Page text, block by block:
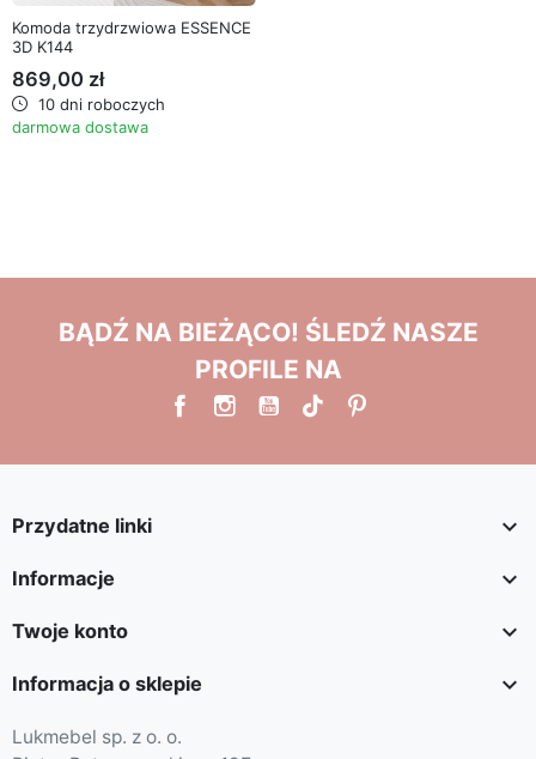
Komoda trzydrzwiowa ESSENCE
3D K144
869,00 zł
10 dni roboczych
darmowa dostawa
BĄDŹ NA BIEŻĄCO! ŚLEDŹ NASZE
PROFILE NA
Przydatne linki 
Informacje 
Twoje konto 
Informacja o sklepie 
Lukmebel sp. z o. o.